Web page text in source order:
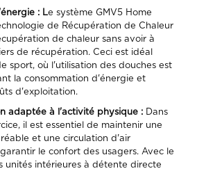
: Le système GMV5 Home
de Récupération de Chaleur
de chaleur sans avoir à
de récupération. Ceci est idéal
sport, où l'utilisation des douches est
la consommation d'énergie et
d'exploitation.
adaptée à l'activité physique : Dans
il est essentiel de maintenir une
et une circulation d'air
le confort des usagers. Avec le
unités intérieures à détente directe